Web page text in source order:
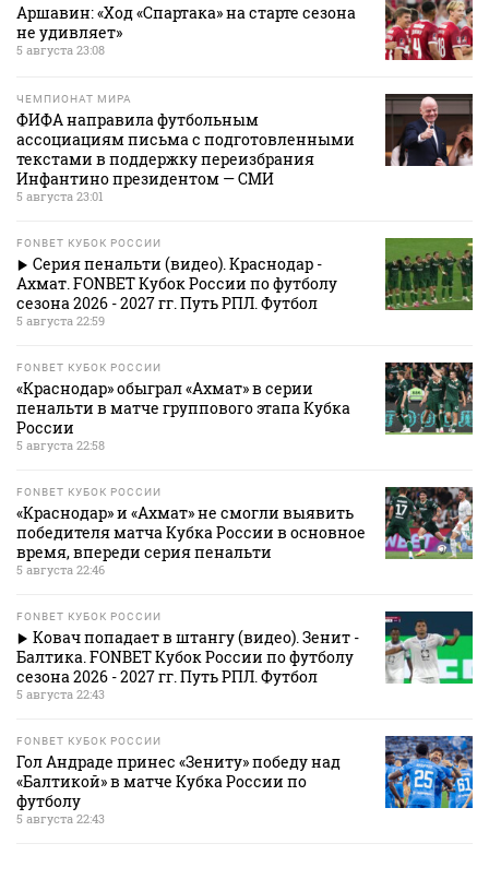
Аршавин: «Ход «Спартака» на старте сезона
не удивляет»
5 августа 23:08
ЧЕМПИОНАТ МИРА
ФИФА направила футбольным
ассоциациям письма с подготовленными
текстами в поддержку переизбрания
Инфантино президентом — СМИ
5 августа 23:01
FONBET КУБОК РОССИИ
Серия пенальти (видео). Краснодар -
Ахмат. FONBET Кубок России по футболу
сезона 2026 - 2027 гг. Путь РПЛ. Футбол
5 августа 22:59
FONBET КУБОК РОССИИ
«Краснодар» обыграл «Ахмат» в серии
пенальти в матче группового этапа Кубка
России
5 августа 22:58
FONBET КУБОК РОССИИ
«Краснодар» и «Ахмат» не смогли выявить
победителя матча Кубка России в основное
время, впереди серия пенальти
5 августа 22:46
FONBET КУБОК РОССИИ
Ковач попадает в штангу (видео). Зенит -
Балтика. FONBET Кубок России по футболу
сезона 2026 - 2027 гг. Путь РПЛ. Футбол
5 августа 22:43
FONBET КУБОК РОССИИ
Гол Андраде принес «Зениту» победу над
«Балтикой» в матче Кубка России по
футболу
5 августа 22:43